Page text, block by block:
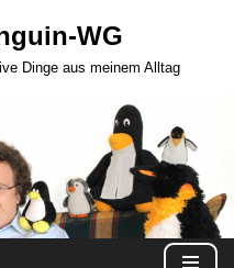
WG
Dinge aus meinem Alltag